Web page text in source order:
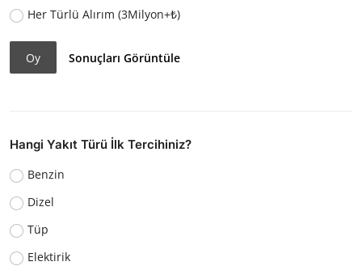
Her Türlü Alırım (3Milyon+₺)
Oy Sonuçları Görüntüle
Hangi Yakıt Türü İlk Tercihiniz?
Benzin
Dizel
Tüp
Elektirik